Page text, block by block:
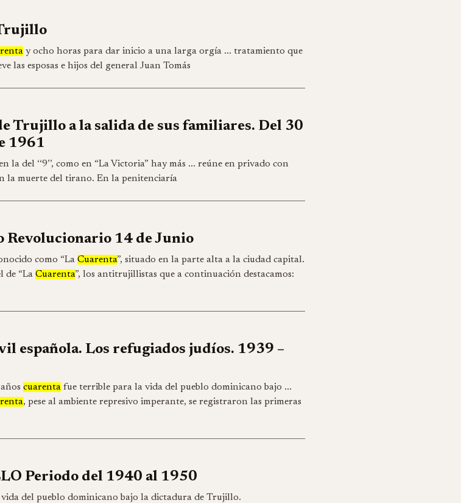
y ocho horas para dar inicio a una larga orgía ... tratamiento que
las esposas e hijos del general Juan Tomás
Trujillo a la salida de sus familiares. Del 30
1961
la del ‘‘9’’, como en “La Victoria” hay más ... reúne en privado con
la muerte del tirano. En la penitenciaría
14 de Junio
como “La Cuarenta”, situado en la parte alta a la ciudad capital.
de “La Cuarenta”, los antitrujillistas que a continuación destacamos:
española. Los refugiados judíos. 1939 –
cuarenta fue terrible para la vida del pueblo dominicano bajo ...
, pese al ambiente represivo imperante, se registraron las primeras
Periodo del 1940 al 1950
del pueblo dominicano bajo la dictadura de Trujillo.